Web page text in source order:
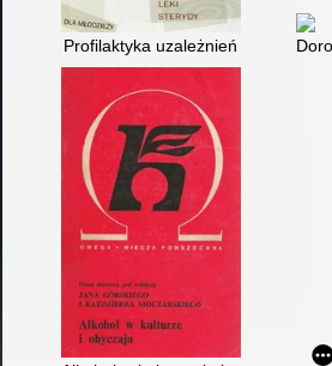
Profilaktyka uzależnień